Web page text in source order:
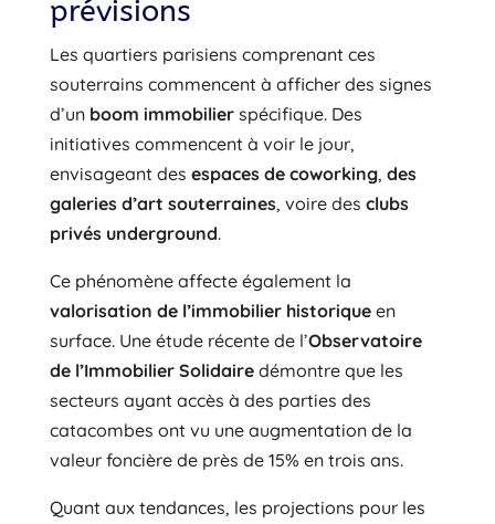
prévisions
Les quartiers parisiens comprenant ces
souterrains commencent à afficher des signes
d’un boom immobilierspécifique. Des
initiatives commencent à voir le jour,
envisageant des espaces de coworking, des
galeries d’art souterraines, voire des clubs
privés underground.
Ce phénomène affecte également la
valorisation de l’immobilier historiqueen
surface. Une étude récente de l’Observatoire
de l’Immobilier Solidairedémontre que les
secteurs ayant accès à des parties des
catacombes ont vu une augmentation de la
valeur foncière de près de 15% en trois ans.
Quant aux tendances, les projections pour les